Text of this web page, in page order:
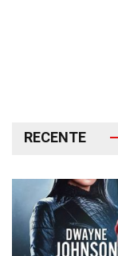
RECENTE